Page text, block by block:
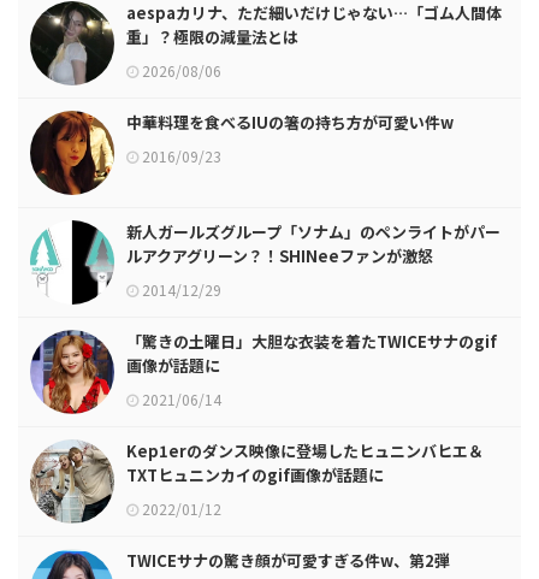
aespaカリナ、ただ細いだけじゃない…「ゴム人間体
重」？極限の減量法とは
2026/08/06
中華料理を食べるIUの箸の持ち方が可愛い件w
2016/09/23
新人ガールズグループ「ソナム」のペンライトがパー
ルアクアグリーン？！SHINeeファンが激怒
2014/12/29
「驚きの土曜日」大胆な衣装を着たTWICEサナのgif
画像が話題に
2021/06/14
Kep1erのダンス映像に登場したヒュニンバヒエ＆
TXTヒュニンカイのgif画像が話題に
2022/01/12
TWICEサナの驚き顔が可愛すぎる件w、第2弾